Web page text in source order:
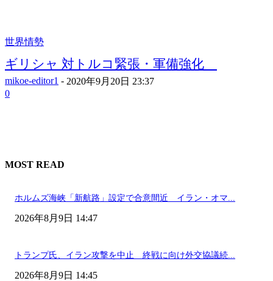
世界情勢
ギリシャ 対トルコ緊張・軍備強化
mikoe-editor1 - 2020年9月20日 23:37
0
MOST READ
ホルムズ海峡「新航路」設定で合意間近 イラン・オマ...
2026年8月9日 14:47
トランプ氏、イラン攻撃を中止 終戦に向け外交協議続...
2026年8月9日 14:45